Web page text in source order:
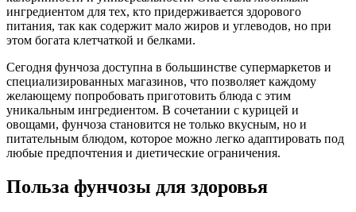
ингредиентом для тех, кто придерживается здорового
питания, так как содержит мало жиров и углеводов, но при
этом богата клетчаткой и белками.
Сегодня фунчоза доступна в большинстве супермаркетов и
специализированных магазинов, что позволяет каждому
желающему попробовать приготовить блюда с этим
уникальным ингредиентом. В сочетании с курицей и
овощами, фунчоза становится не только вкусным, но и
питательным блюдом, которое можно легко адаптировать под
любые предпочтения и диетические ограничения.
Польза фунчозы для здоровья